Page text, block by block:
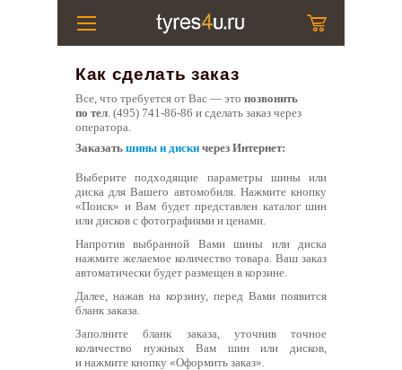
Как сделать заказ
Все, что требуется от Вас — это позвонить
по тел. (495) 741-86-86 и сделать заказ через
оператора.
Заказать шины и диски через Интернет:
Выберите подходящие параметры шины или
диска для Вашего автомобиля. Нажмите кнопку
«Поиск» и Вам будет представлен каталог шин
или дисков с фотографиями и ценами.
Напротив выбранной Вами шины или диска
нажмите желаемое количество товара. Ваш заказ
автоматически будет размещен в корзине.
Далее, нажав на корзину, перед Вами появится
бланк заказа.
Заполните бланк заказа, уточнив точное
количество нужных Вам шин или дисков,
и нажмите кнопку «Оформить заказ».